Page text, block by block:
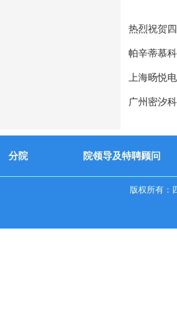
热烈祝贺
帕辛蒂慕
上海旸悦
广州密汐
版权所有
分院 院领导及特聘顾问